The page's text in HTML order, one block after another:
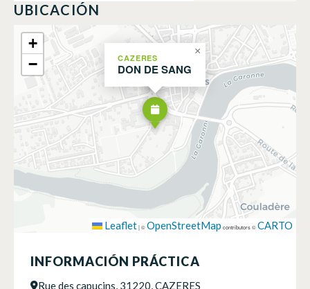
UBICACIÓN
CAZERES
DON DE SANG
×
+
−
Leaflet|©OpenStreetMap contributors ©CARTO
INFORMACIÓN PRÁCTICA
Rue des capucins, 31220, CAZERES